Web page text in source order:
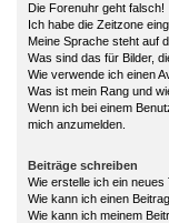
Die Forenuhr geht falsch!
Ich habe die Zeitzone
Meine Sprache steht auf
Was sind das für Bilder,
Wie verwende ich einen
Was ist mein Rang und
Wenn ich bei einem
mich anzumelden.
Beiträge schreiben
Wie erstelle ich ein
Wie kann ich einen
Wie kann ich meinem